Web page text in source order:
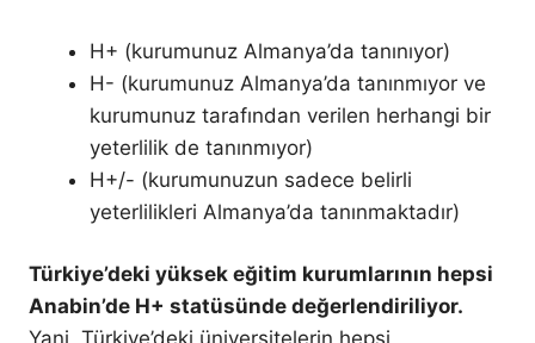
H+ (kurumunuz Almanya’da tanınıyor)
H- (kurumunuz Almanya’da tanınmıyor ve
kurumunuz tarafından verilen herhangi bir
yeterlilik de tanınmıyor)
H+/- (kurumunuzun sadece belirli
yeterlilikleri Almanya’da tanınmaktadır)
Türkiye’deki yüksek eğitim kurumlarının hepsi
Anabin’de H+ statüsünde değerlendiriliyor.